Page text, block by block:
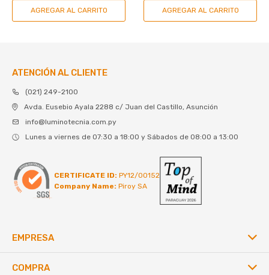
ATENCIÓN AL CLIENTE
(021) 249-2100
Avda. Eusebio Ayala 2288 c/ Juan del Castillo, Asunción
info@luminotecnia.com.py
Lunes a viernes de 07:30 a 18:00 y Sábados de 08:00 a 13:00
CERTIFICATE ID: PY12/00152
Company Name: Piroy SA
EMPRESA
COMPRA